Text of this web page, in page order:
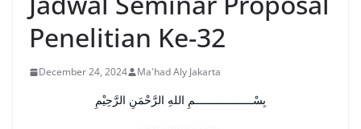
Penelitian Ke-32
December 24, 2024 Ma'had Aly Jakarta
بِسْــــــــــــــــــمِ اللهِ الرَّحْمَنِ الرَّحِيْمِ